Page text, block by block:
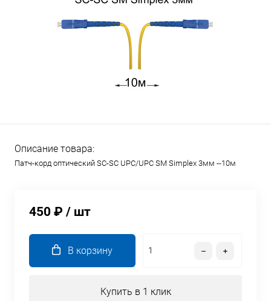
Описание товара:
Патч-корд оптический SC-SC UPC/UPC SM Simplex 3мм --10м
450 ₽ / шт
В корзину
Купить в 1 клик